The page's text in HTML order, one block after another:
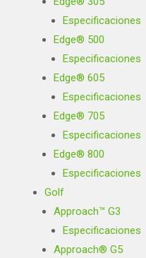
Especificaciones
Edge® 500
Especificaciones
Edge® 605
Especificaciones
Edge® 705
Especificaciones
Edge® 800
Especificaciones
Golf
Approach™ G3
Especificaciones
Approach® G5